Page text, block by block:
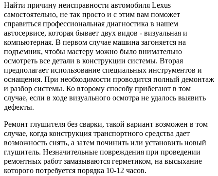
Найти причину неисправности автомобиля Lexus
самостоятельно, не так просто и с этим вам поможет
справиться профессиональная диагностика в нашем
автосервисе, которая бывает двух видов - визуальная и
компьютерная. В первом случае машина загоняется на
подъемник, чтобы мастеру можно было внимательно
осмотреть все детали в конструкции системы. Вторая
предполагает использование специальных инструментов и
оснащения. При необходимости проводится полный демонтаж
и разбор системы. Ко второму способу прибегают в том
случае, если в ходе визуального осмотра не удалось выявить
дефекты.
Ремонт глушителя без сварки, такой вариант возможен в том
случае, когда конструкция транспортного средства дает
возможность снять, а затем починить или установить новый
глушитель. Незначительные повреждения при проведении
ремонтных работ замазываются герметиком, на высыхание
которого потребуется порядка 10-12 часов.